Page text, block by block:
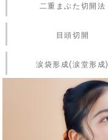
二重まぶた切開法
目頭切開
涙袋形成(涙堂形成)